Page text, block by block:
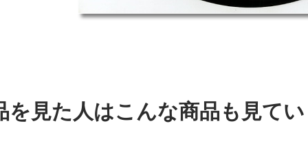
を見た人はこんな商品も見て